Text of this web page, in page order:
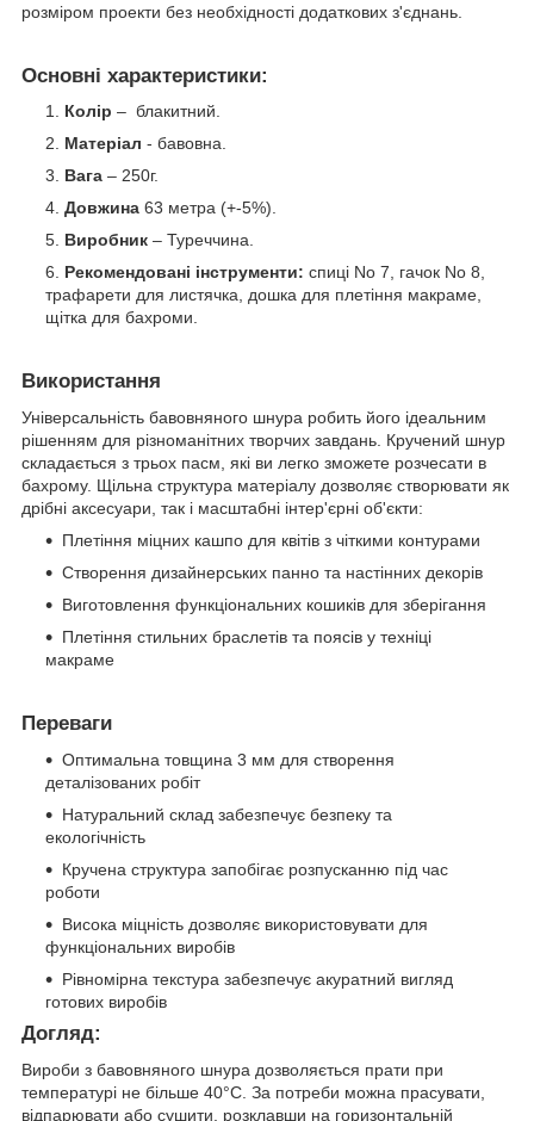
розміром проекти без необхідності додаткових з'єднань.
Основні характеристики:
Колір – блакитний.
Матеріал - бавовна.
Вага – 250г.
Довжина 63 метра (+-5%).
Виробник – Туреччина.
Рекомендовані інструменти: спиці No 7, гачок No 8,
трафарети для листячка, дошка для плетіння макраме,
щітка для бахроми.
Використання
Універсальність бавовняного шнура робить його ідеальним
рішенням для різноманітних творчих завдань. Кручений шнур
складається з трьох пасм, які ви легко зможете розчесати в
бахрому. Щільна структура матеріалу дозволяє створювати як
дрібні аксесуари, так і масштабні інтер'єрні об'єкти:
Плетіння міцних кашпо для квітів з чіткими контурами
Створення дизайнерських панно та настінних декорів
Виготовлення функціональних кошиків для зберігання
Плетіння стильних браслетів та поясів у техніці
макраме
Переваги
Оптимальна товщина 3 мм для створення
деталізованих робіт
Натуральний склад забезпечує безпеку та
екологічність
Кручена структура запобігає розпусканню під час
роботи
Висока міцність дозволяє використовувати для
функціональних виробів
Рівномірна текстура забезпечує акуратний вигляд
готових виробів
Догляд:
Вироби з бавовняного шнура дозволяється прати при
температурі не більше 40°С. За потреби можна прасувати,
відпарювати або сушити, розклавши на горизонтальній